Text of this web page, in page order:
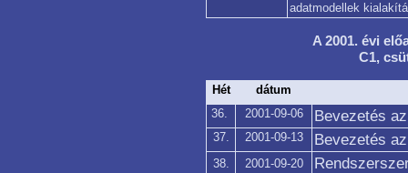
adatmodellek
A 2001. évi
C1,
Hét
dátum
36.
2001-09-06 Bevezetés
37. 2001-09-13 Bevezetés
38. 2001-09-20